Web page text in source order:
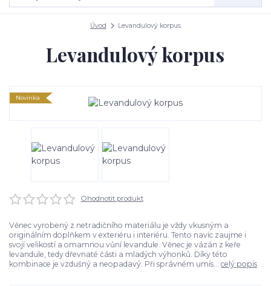
Úvod Levandulový korpus
Levandulový korpus
Novinka
Ohodnotit produkt
Věnec vyrobený z netradičního materiálu je vždy vkusným a
originálním doplňkem v exteriéru i interiéru. Tento navíc zaujme i
svojí velikostí a omamnou vůní levandule. Věnec je vázán z keře
levandule, tedy dřevnaté části a mladých výhonků. Díky této
kombinace je vzdušný a neopadavý. Při správném umís... celý popis